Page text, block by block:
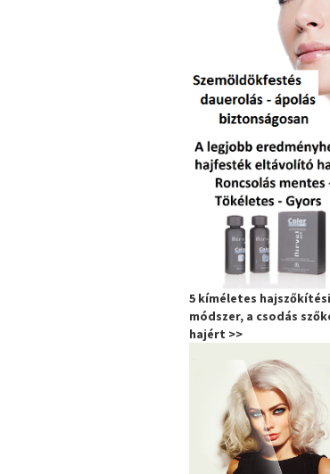
5 kíméletes hajszőkítési
módszer, a csodás
hajért >>